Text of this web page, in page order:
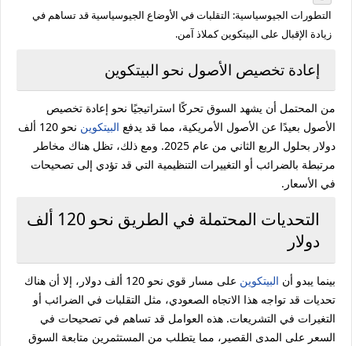
التطورات الجيوسياسية: التقلباتفي الأوضاع الجيوسياسية قد تساهم في
زيادة الإقبال على البيتكوينكملاذ آمن.
إعادة تخصيص الأصول نحو البيتكوين
من المحتمل أن يشهد السوق تحركًا استراتيجيًا نحو إعادة تخصيص
الأصول بعيدًا عن الأصول الأمريكية، مما قد يدفع البيتكوين نحو 120 ألف
دولار بحلول الربع الثاني من عام 2025. ومع ذلك، تظل هناك مخاطر
مرتبطة بالضرائب أو التغييرات التنظيمية التي قد تؤدي إلى تصحيحات
في الأسعار.
التحديات المحتملة في الطريق نحو 120 ألف
دولار
بينما يبدو أن البيتكوين على مسار قوي نحو 120 ألف دولار، إلا أن هناك
تحديات قد تواجه هذا الاتجاه الصعودي، مثل التقلبات في الضرائب أو
التغيرات في التشريعات. هذه العوامل قد تساهم في تصحيحات في
السعر على المدى القصير، مما يتطلب من المستثمرين متابعة السوق